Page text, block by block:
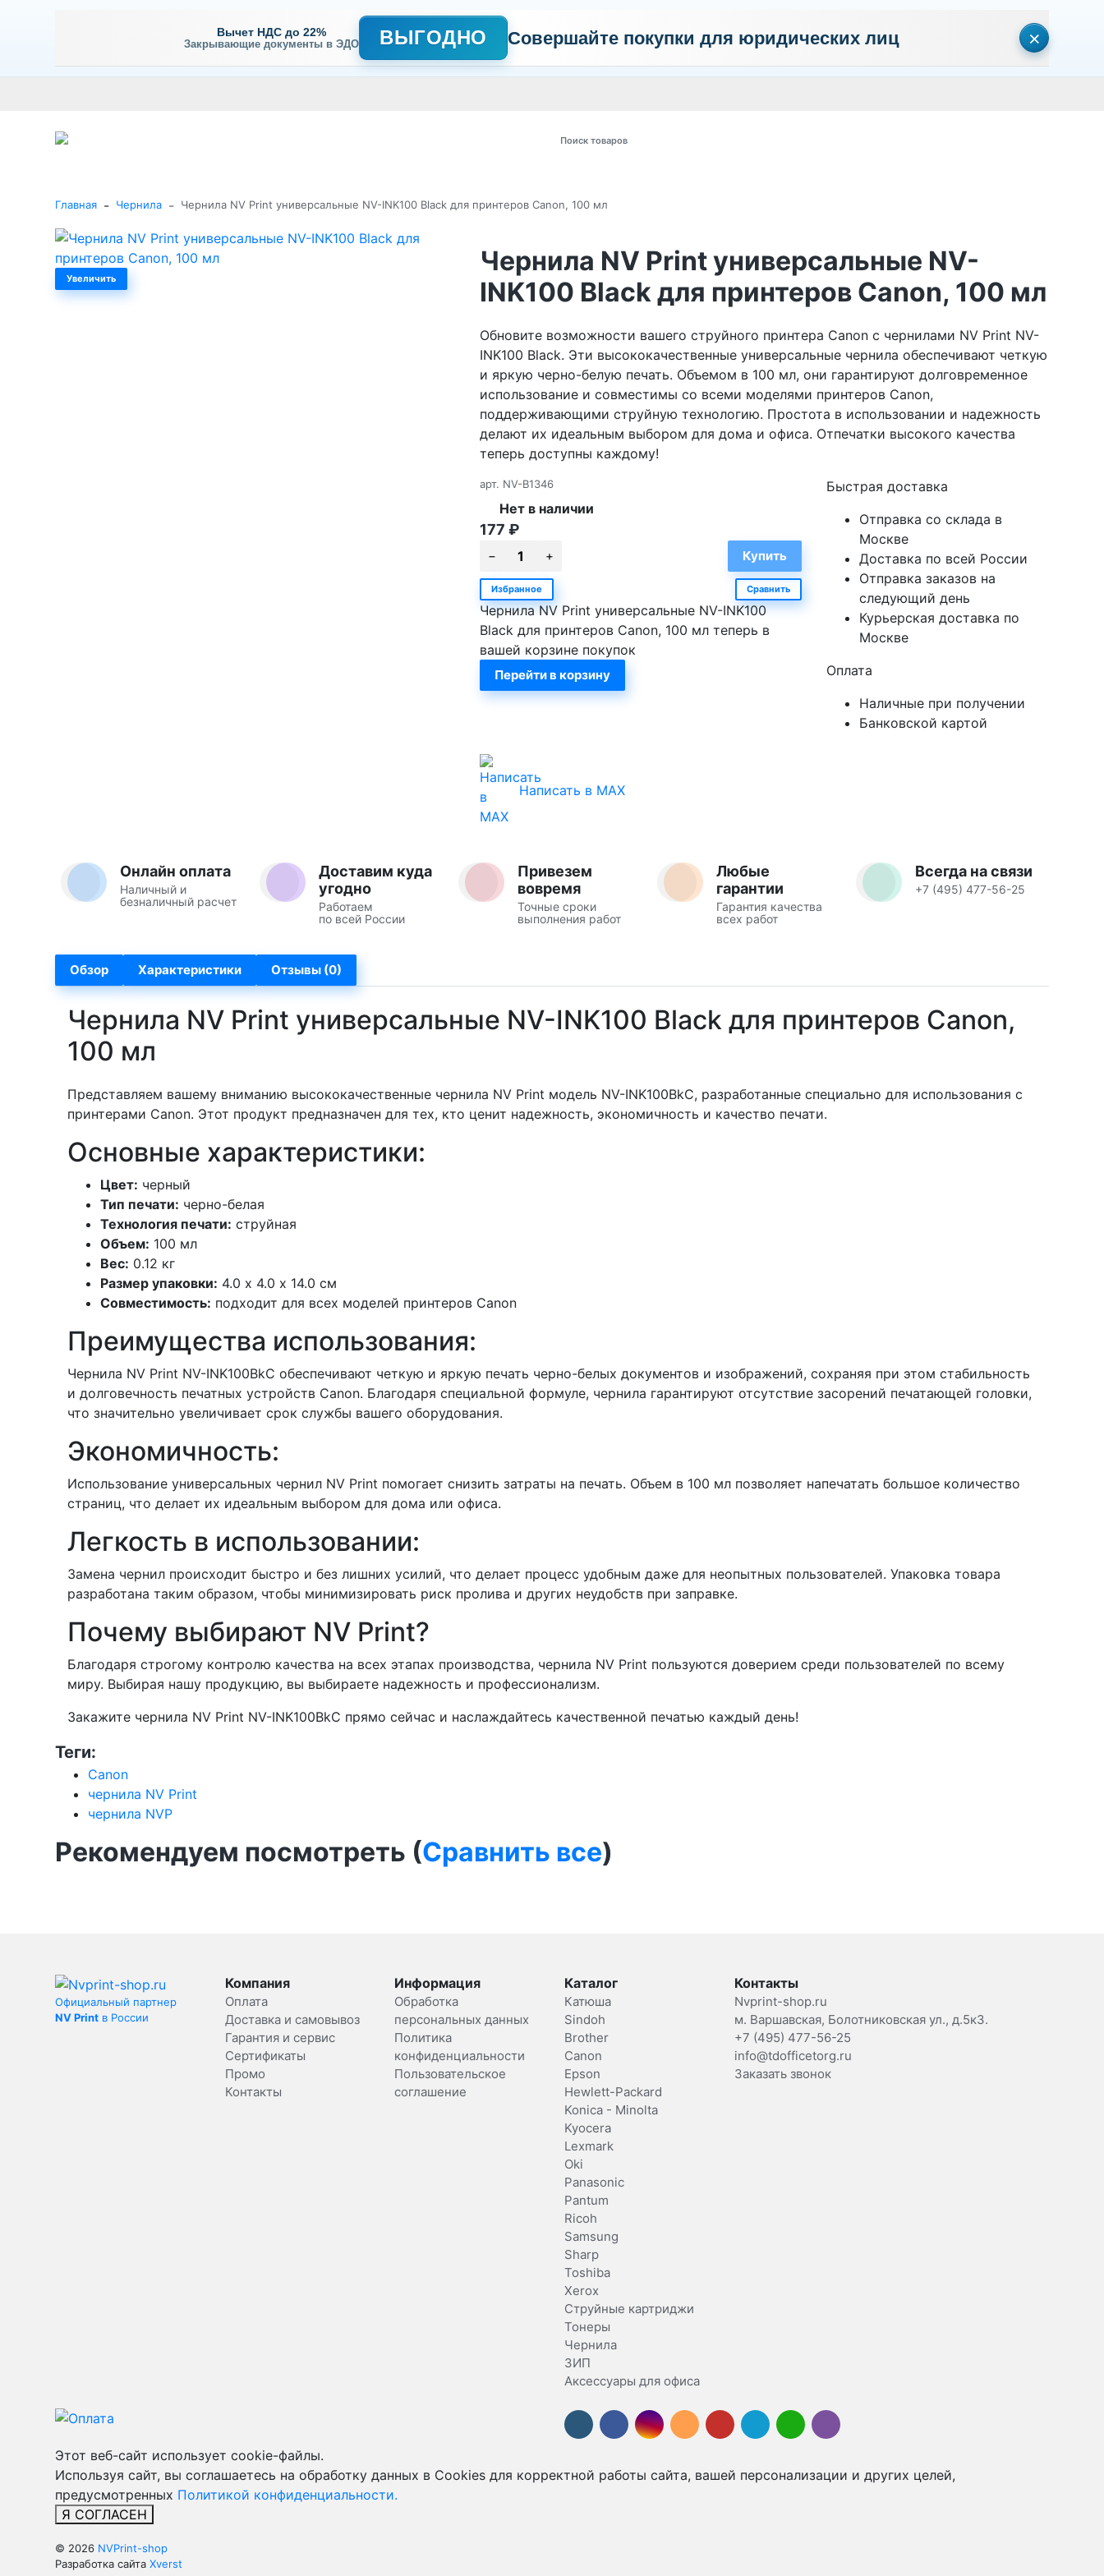
Вычет НДС до 22%
Закрывающие документы в ЭДО ВЫГОДНО Совершайте покупки для юридических лиц ×
Главная - Чернила - Чернила NV Print универсальные NV-INK100 Black для принтеров Canon, 100 мл
Увеличить
Чернила NV Print универсальные NV-
INK100 Black для принтеров Canon, 100 мл
Обновите возможности вашего струйного принтера Canon с чернилами NV Print NV-
INK100 Black. Эти высококачественные универсальные чернила обеспечивают четкую
и яркую черно-белую печать. Объемом в 100 мл, они гарантируют долговременное
использование и совместимы со всеми моделями принтеров Canon,
поддерживающими струйную технологию. Простота в использовании и надежность
делают их идеальным выбором для дома и офиса. Отпечатки высокого качества
теперь доступны каждому!
арт. NV-B1346
Нет в наличии
177 ₽
Избранное Сравнить
Чернила NV Print универсальные NV-INK100
Black для принтеров Canon, 100 мл теперь в
вашей корзине покупок
Перейти в корзину
Быстрая доставка
Отправка со склада в
Москве
Доставка по всей России
Отправка заказов на
следующий день
Курьерская доставка по
Москве
Оплата
Наличные при получении
Банковской картой
Написать в MAX
Онлайн оплата
Наличный и
безналичный расчет
Доставим куда
угодно
Работаем
по всей России
Привезем
вовремя
Точные сроки
выполнения работ
Любые
гарантии
Гарантия качества
всех работ
Всегда на связи
+7 (495) 477-56-25
Обзор Характеристики Отзывы (0)
Чернила NV Print универсальные NV-INK100 Black для принтеров Canon,
100 мл
Представляем вашему вниманию высококачественные чернила NV Print модель NV-INK100BkC, разработанные специально для использования с
принтерами Canon. Этот продукт предназначен для тех, кто ценит надежность, экономичность и качество печати.
Основные характеристики:
Цвет: черный
Тип печати: черно-белая
Технология печати: струйная
Объем: 100 мл
Вес: 0.12 кг
Размер упаковки: 4.0 х 4.0 х 14.0 см
Совместимость: подходит для всех моделей принтеров Canon
Преимущества использования:
Чернила NV Print NV-INK100BkC обеспечивают четкую и яркую печать черно-белых документов и изображений, сохраняя при этом стабильность
и долговечность печатных устройств Canon. Благодаря специальной формуле, чернила гарантируют отсутствие засорений печатающей головки,
что значительно увеличивает срок службы вашего оборудования.
Экономичность:
Использование универсальных чернил NV Print помогает снизить затраты на печать. Объем в 100 мл позволяет напечатать большое количество
страниц, что делает их идеальным выбором для дома или офиса.
Легкость в использовании:
Замена чернил происходит быстро и без лишних усилий, что делает процесс удобным даже для неопытных пользователей. Упаковка товара
разработана таким образом, чтобы минимизировать риск пролива и других неудобств при заправке.
Почему выбирают NV Print?
Благодаря строгому контролю качества на всех этапах производства, чернила NV Print пользуются доверием среди пользователей по всему
миру. Выбирая нашу продукцию, вы выбираете надежность и профессионализм.
Закажите чернила NV Print NV-INK100BkC прямо сейчас и наслаждайтесь качественной печатью каждый день!
Теги:
Canon
чернила NV Print
чернила NVP
Рекомендуем посмотреть (Сравнить все)
Официальный партнер
NV Print в России
Компания
Оплата
Доставка и самовывоз
Гарантия и сервис
Сертификаты
Промо
Контакты
Информация
Обработка
персональных данных
Политика
конфиденциальности
Пользовательское
соглашение
Каталог
Катюша
Sindoh
Brother
Canon
Epson
Hewlett-Packard
Konica - Minolta
Kyocera
Lexmark
Oki
Panasonic
Pantum
Ricoh
Samsung
Sharp
Toshiba
Xerox
Струйные картриджи
Тонеры
Чернила
ЗИП
Аксессуары для офиса
Контакты
Nvprint-shop.ru
м. Варшавская, Болотниковская ул., д.5к3.
+7 (495) 477-56-25
info@tdofficetorg.ru
Заказать звонок
Этот веб-сайт использует cookie-файлы.
Используя сайт, вы соглашаетесь на обработку данных в Cookies для корректной работы сайта, вашей персонализации и других целей,
предусмотренных Политикой конфиденциальности.
Я СОГЛАСЕН
© 2026 NVPrint-shop
Разработка сайта Xverst